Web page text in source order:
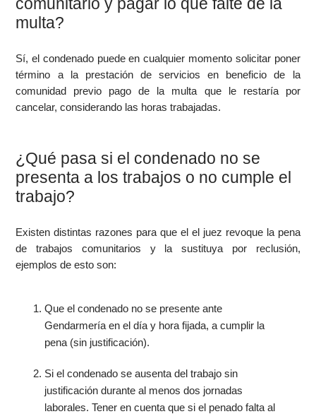
multa?
Sí, el condenado puede en cualquier momento solicitar poner
término a la prestación de servicios en beneficio de la
comunidad previo pago de la multa que le restaría por
cancelar, considerando las horas trabajadas.
¿Qué pasa si el condenado no se
presenta a los trabajos o no cumple el
trabajo?
Existen distintas razones para que el el juez revoque la pena
de trabajos comunitarios y la sustituya por reclusión,
ejemplos de esto son:
Que el condenado no se presente ante
Gendarmería en el día y hora fijada, a cumplir la
pena (sin justificación).
Si el condenado se ausenta del trabajo sin
justificación durante al menos dos jornadas
laborales. Tener en cuenta que si el penado falta al